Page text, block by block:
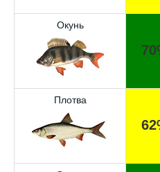
Окунь
Плотва
Отличный прогноз
щуку весом 5 кг.
Спасибо за
и окуня!
Прогноз оказался
налима на реке.